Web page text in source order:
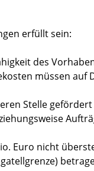
erfüllt sein:
des
müssen auf
Stelle gefördert
Euro nicht